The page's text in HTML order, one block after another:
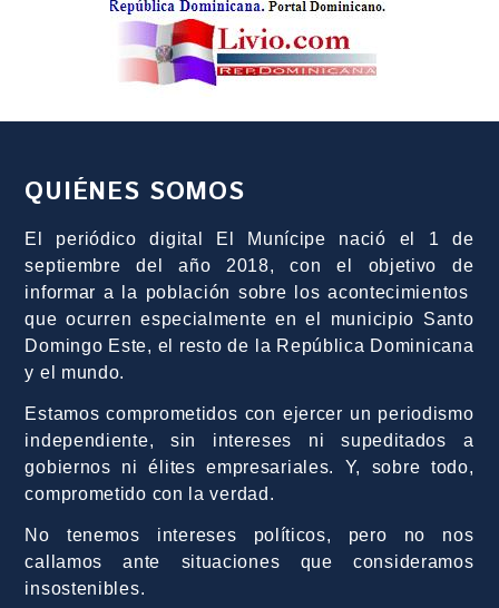
QUIÉNES SOMOS
El periódico digital El Munícipe nació el 1 de
septiembre del año 2018, con el objetivo de
informar a la población sobre los acontecimientos
que ocurren especialmente en el municipio Santo
Domingo Este, el resto de la República Dominicana
y el mundo.
Estamos comprometidos con ejercer un periodismo
independiente, sin intereses ni supeditados a
gobiernos ni élites empresariales. Y, sobre todo,
comprometido con la verdad.
No tenemos intereses políticos, pero no nos
callamos ante situaciones que consideramos
insostenibles.